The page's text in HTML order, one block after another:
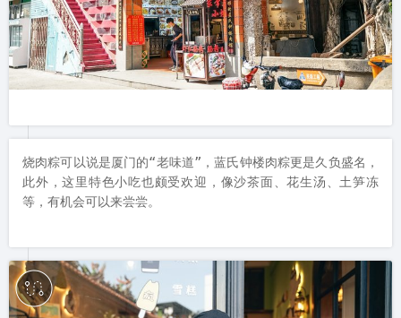
烧肉粽可以说是厦门的“老味道”，蓝氏钟楼肉粽更是久负盛名，
此外，这里特色小吃也颇受欢迎，像沙茶面、花生汤、土笋冻
等，有机会可以来尝尝。